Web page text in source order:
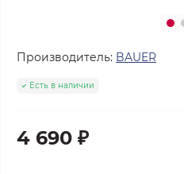
Производитель: BAUER
Есть в наличии
4 690 ₽